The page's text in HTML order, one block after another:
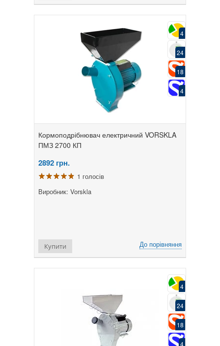
4
24
18
4
Кормоподрібнювач електричний VORSKLA
ПМЗ 2700 КП
2892 грн.
1 голосів
Виробник: Vorskla
До порівняння
Купити
4
24
18
4